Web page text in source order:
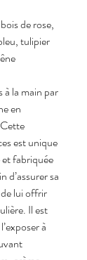
de rose,
tulipier
à la main par
en
est unique
et fabriquée
d’assurer sa
lui offrir
Il est
à